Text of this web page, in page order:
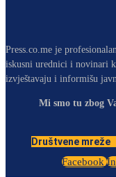
Press.co.me je
iskusni urednici i novinari
izvještavaju i informišu
Mi smo tu zbog
Društvene mreže
Facebook